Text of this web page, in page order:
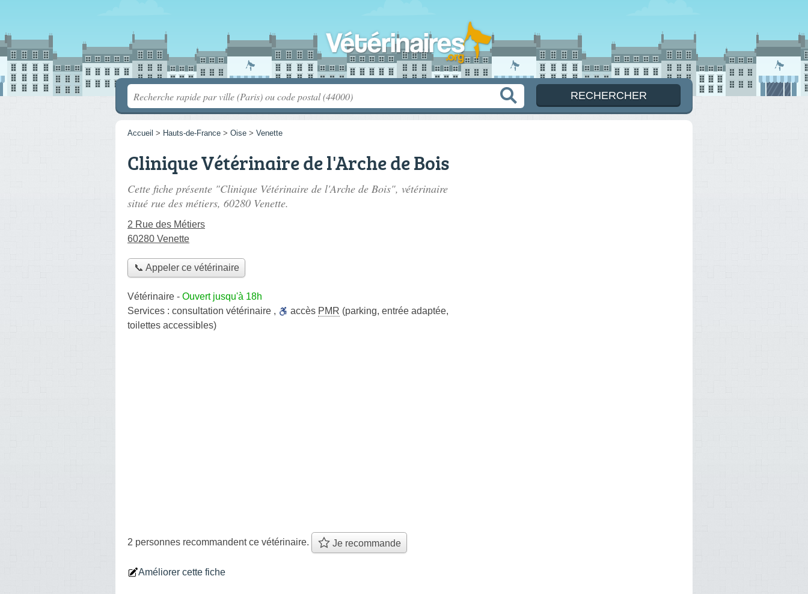
Accueil > Hauts-de-France > Oise > Venette
Clinique Vétérinaire de l'Arche de Bois
Cette fiche présente "Clinique Vétérinaire de l'Arche de Bois", vétérinaire
situé rue des métiers, 60280 Venette.
2 Rue des Métiers
60280 Venette
📞 Appeler ce vétérinaire
Vétérinaire - Ouvert jusqu'à 18h
Services : consultation vétérinaire , accès PMR (parking, entrée adaptée,
toilettes accessibles)
2 personnes recommandentce vétérinaire. Je recommande
Améliorer cette fiche